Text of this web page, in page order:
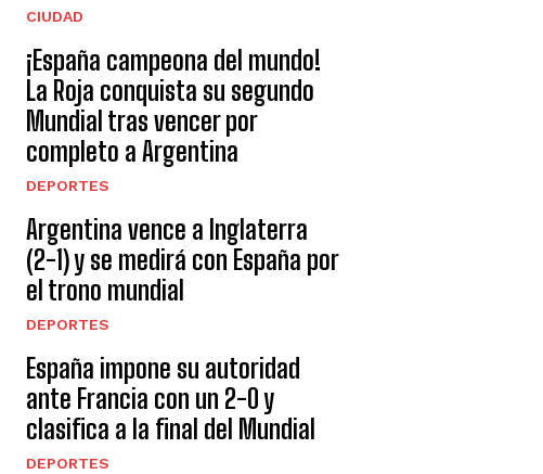
CIUDAD
¡España campeona del mundo!
La Roja conquista su segundo
Mundial tras vencer por
completo a Argentina
DEPORTES
Argentina vence a Inglaterra
(2-1) y se medirá con España por
el trono mundial
DEPORTES
España impone su autoridad
ante Francia con un 2-0 y
clasifica a la final del Mundial
DEPORTES